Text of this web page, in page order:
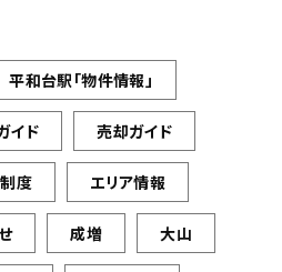
平和台駅「物件情報」
イド 売却ガイド
度 エリア情報
成増 大山